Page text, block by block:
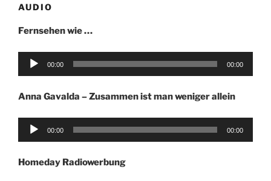
AUDIO
Fernsehen wie …
Audio-
00:00 00:00
Anna Gavalda – Zusammen ist man weniger allein
Audio-
00:00 00:00
Homeday Radiowerbung